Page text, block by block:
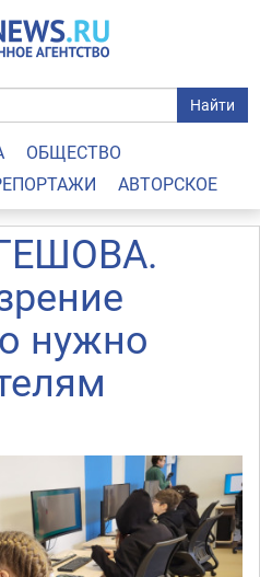
Найти
ОБЩЕСТВО
АВТОРСКОЕ
нужно